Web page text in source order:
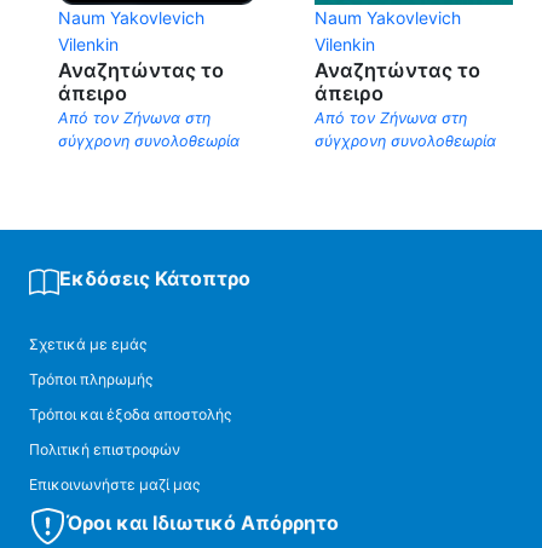
Naum Yakovlevich
Vilenkin
Αναζητώντας το
άπειρο
Από τον Ζήνωνα στη
σύγχρονη συνολοθεωρία
Naum Yakovlevich
Vilenkin
Αναζητώντας το
άπειρο
Από τον Ζήνωνα στη
σύγχρονη συνολοθεωρία
Εκδόσεις Κάτοπτρο
Σχετικά με εμάς
Τρόποι πληρωμής
Τρόποι και έξοδα αποστολής
Πολιτική επιστροφών
Επικοινωνήστε μαζί μας
Όροι και Ιδιωτικό Απόρρητο